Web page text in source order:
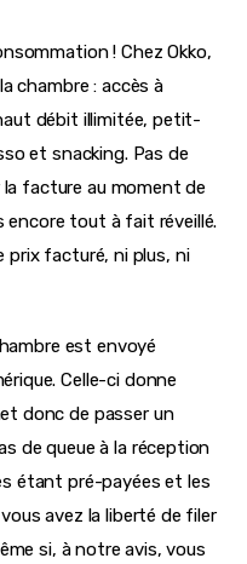
! Chez Okko,
chambre : accès à
débit illimitée, petit-
et snacking. Pas de
la facture au moment de
encore tout à fait réveillé.
prix facturé, ni plus, ni
est envoyé
Celle-ci donne
donc de passer un
de queue à la réception
étant pré-payées et les
avez la liberté de filer
si, à notre avis, vous